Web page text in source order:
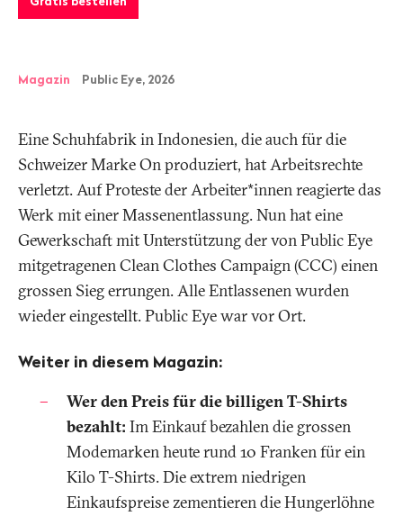
Magazin Public Eye, 2026
Eine Schuhfabrik in Indonesien, die auch für die
Schweizer Marke On produziert, hat Arbeitsrechte
verletzt. Auf Proteste der Arbeiter*innen reagierte das
Werk mit einer Massenentlassung. Nun hat eine
Gewerkschaft mit Unterstützung der von Public Eye
mitgetragenen Clean Clothes Campaign (CCC) einen
grossen Sieg errungen. Alle Entlassenen wurden
wieder eingestellt. Public Eye war vor Ort.
Weiter in diesem Magazin:
Wer den Preis für die billigen T-Shirts
bezahlt: Im Einkauf bezahlen die grossen
Modemarken heute rund 10 Franken für ein
Kilo T-Shirts. Die extrem niedrigen
Einkaufspreise zementieren die Hungerlöhne